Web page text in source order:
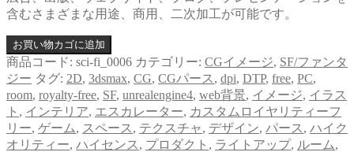
含むさまざまな用途、商用、二次加工が可能です。
お買い物カゴに追加
商品コード: sci-fi_0006 カテゴリー: CGイメージ, SF/ファンタ
ジー タグ: 2D, 3dsmax, CG, CGパース , dpi, DTP, free, PC,
room, royalty-free, SF, unrealengine4, web背景, イメージ, イラス
ト , インテリア, エスカレーター, カスタムロイヤリティーフ
リー, ゲーム, スペース , テクスチャ, デザイン, パース , ハイク
オリティー, ハイセンス , プロダクト , ライトアップ, ルーム,